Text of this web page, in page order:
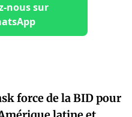
nous sur
force de la BID pour